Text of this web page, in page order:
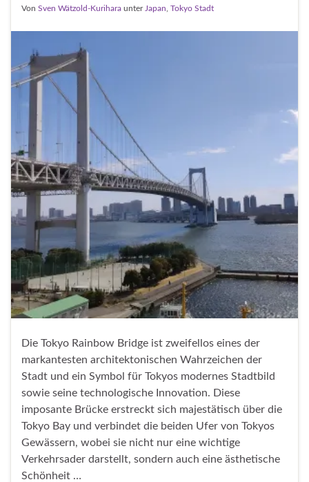
Von Sven Wätzold-Kurihara unter Japan Tokyo Stadt
Die Tokyo Rainbow Bridge ist zweifellos eines der
markantesten architektonischen Wahrzeichen der
Stadt und ein Symbol für Tokyos modernes Stadtbild
sowie seine technologische Innovation. Diese
imposante Brücke erstreckt sich majestätisch über die
Tokyo Bay und verbindet die beiden Ufer von Tokyos
Gewässern, wobei sie nicht nur eine wichtige
Verkehrsader darstellt, sondern auch eine ästhetische
Schönheit …